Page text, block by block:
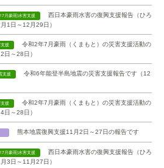
7月豪雨)水害支援
西日本豪雨水害の復興支援報告（ひろ
1日～12月29日）
支援
令和2年7月豪雨（くまもと）の災害支援活動の
日～28日）
支援
令和6年能登半島地震の災害支援報告です（12
支援
令和2年7月豪雨（くまもと）の災害支援活動の
日～28日）
熊本地震復興支援11月2日～27日の報告です
7月豪雨)水害支援
西日本豪雨水害の復興支援報告（ひろ
3日～11月27日）